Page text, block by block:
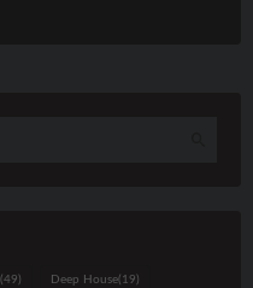
(49) Deep House(19)